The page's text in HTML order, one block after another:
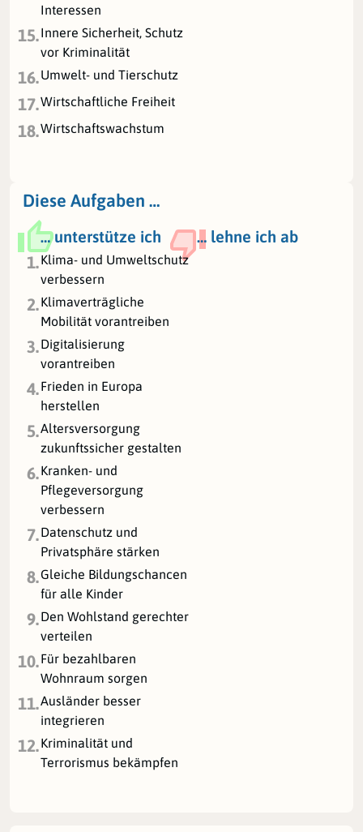
Interessen
15.Innere Sicherheit, Schutz
vor Kriminalität
16.Umwelt- und Tierschutz
17.Wirtschaftliche Freiheit
18.Wirtschaftswachstum
Diese Aufgaben …
… unterstütze ich
… lehne ich ab
1.Klima- und Umweltschutz
verbessern
2.Klimaverträgliche
Mobilität vorantreiben
3.Digitalisierung
vorantreiben
4.Frieden in Europa
herstellen
5.Altersversorgung
zukunftssicher gestalten
6.Kranken- und
Pflegeversorgung
verbessern
7.Datenschutz und
Privatsphäre stärken
8.Gleiche Bildungschancen
für alle Kinder
9.Den Wohlstand gerechter
verteilen
10.Für bezahlbaren
Wohnraum sorgen
11.Ausländer besser
integrieren
12.Kriminalität und
Terrorismus bekämpfen